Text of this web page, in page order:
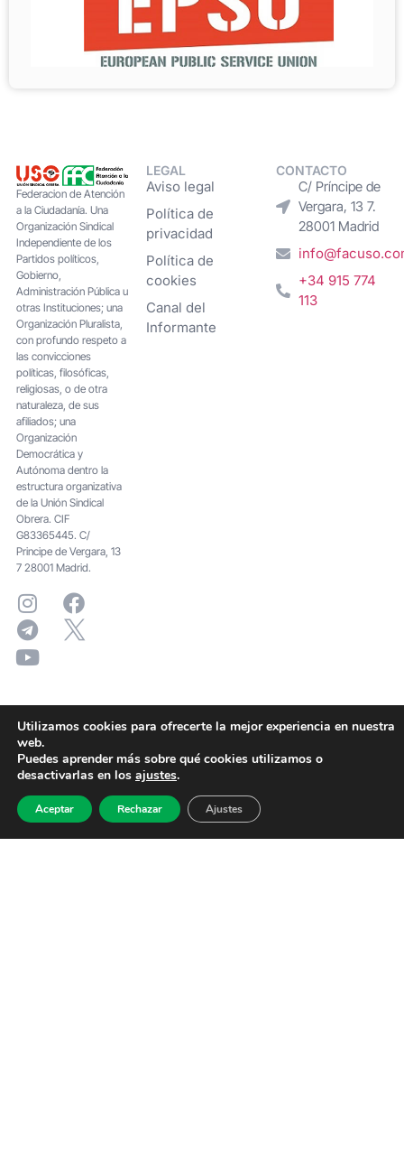
Federacion de Atención
a la Ciudadanía. Una
Organización Sindical
Independiente de los
Partidos políticos,
Gobierno,
Administración Pública u
otras Instituciones; una
Organización Pluralista,
con profundo respeto a
las convicciones
políticas, filosóficas,
religiosas, o de otra
naturaleza, de sus
afiliados; una
Organización
Democrática y
Autónoma dentro la
estructura organizativa
de la Unión Sindical
Obrera. CIF
G83365445. C/
Principe de Vergara, 13
7 28001 Madrid.
LEGAL
Aviso legal
Política de
privacidad
Política de
cookies
Canal del
Informante
CONTACTO
C/ Príncipe de
Vergara, 13 7.
28001 Madrid
+34 915 774
113
Utilizamos cookies para ofrecerte la mejor experiencia en nuestra
web.
Puedes aprender más sobre qué cookies utilizamos o
desactivarlas en los ajustes.
Aceptar Rechazar Ajustes